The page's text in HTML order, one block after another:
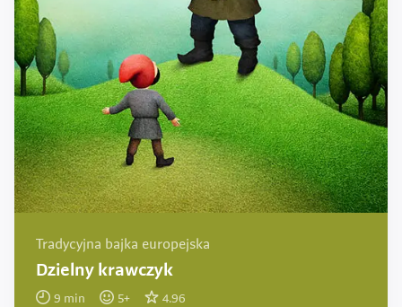
Tradycyjna bajka europejska
Dzielny krawczyk
9 min 5+ 4.96